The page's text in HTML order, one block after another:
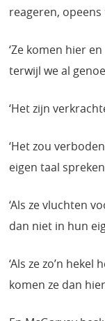
reageren, opeens
‘Ze komen hier
terwijl we al
‘Het zijn
‘Het zou
eigen taal
‘Als ze vluchten
dan niet in hun
‘Als ze zo’n
komen ze dan